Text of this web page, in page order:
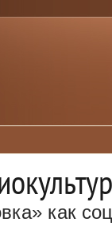
как